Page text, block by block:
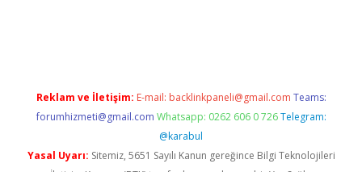
Reklam ve İletişim: E-mail: backlinkpaneli@gmail.com Teams:
forumhizmeti@gmail.com Whatsapp: 0262 606 0 726 Telegram:
@karabul
Yasal Uyarı: Sitemiz, 5651 Sayılı Kanun gereğince Bilgi Teknolojileri